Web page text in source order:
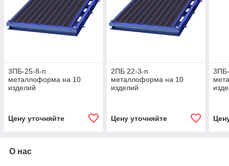
3ПБ-25-8-п
металлоформа на 10
изделий
Цену уточняйте
2ПБ 22-3-п
металлоформа на 10
изделий
Цену уточняйте
О нас